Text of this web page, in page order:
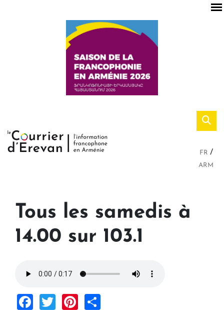
FR
ARM
Tous les samedis à
14.00 sur 103.1
Facebook
TwitterPinterest